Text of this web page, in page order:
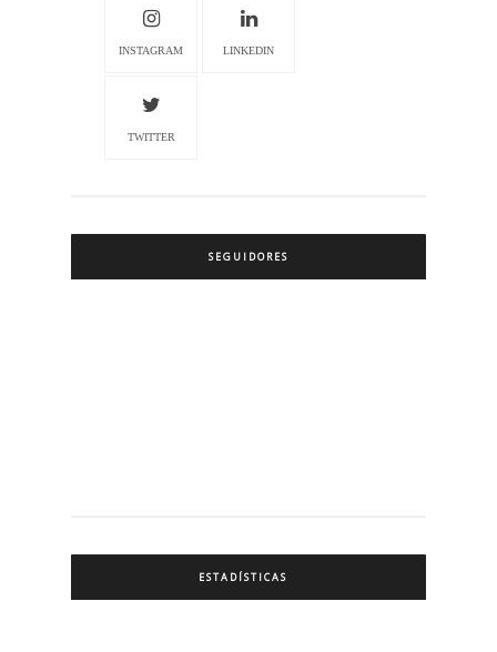
INSTAGRAM LINKEDIN
TWITTER
SEGUIDORES
ESTADÍSTICAS